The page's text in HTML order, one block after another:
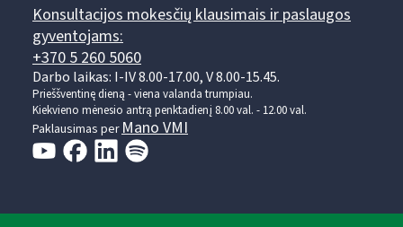
Konsultacijos mokesčių klausimais ir paslaugos
gyventojams:
+370 5 260 5060
Darbo laikas: I-IV 8.00-17.00, V 8.00-15.45.
Prieššventinę dieną - viena valanda trumpiau.
Kiekvieno mėnesio antrą penktadienį 8.00 val. - 12.00 val.
Paklausimas per Mano VMI